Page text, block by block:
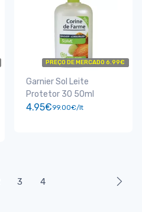
PREÇO DE MERCADO 6.99€
Garnier Sol Leite
Protetor 30 50ml
4.95€99.00€/lt
3 4